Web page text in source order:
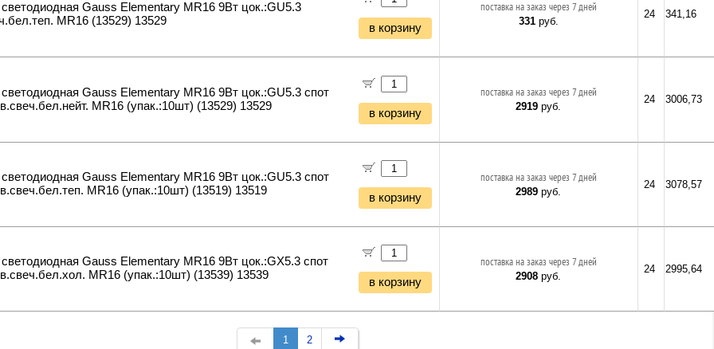
Gauss Elementary MR16 9Вт цок.:GU5.3
MR16 (13529) 13529
в корзину
поставка на заказ через 7 дней
331руб.
24 341,16
Gauss Elementary MR16 9Вт цок.:GU5.3 спот
MR16 (упак.:10шт) (13529) 13529
в корзину
поставка на заказ через 7 дней
2919 руб.
24 3006,73
Gauss Elementary MR16 9Вт цок.:GU5.3 спот
MR16 (упак.:10шт) (13519) 13519
в корзину
поставка на заказ через 7 дней
2989 руб.
24 3078,57
Gauss Elementary MR16 9Вт цок.:GX5.3 спот
MR16 (упак.:10шт) (13539) 13539
в корзину
поставка на заказ через 7 дней
2908 руб.
24 2995,64
1 2